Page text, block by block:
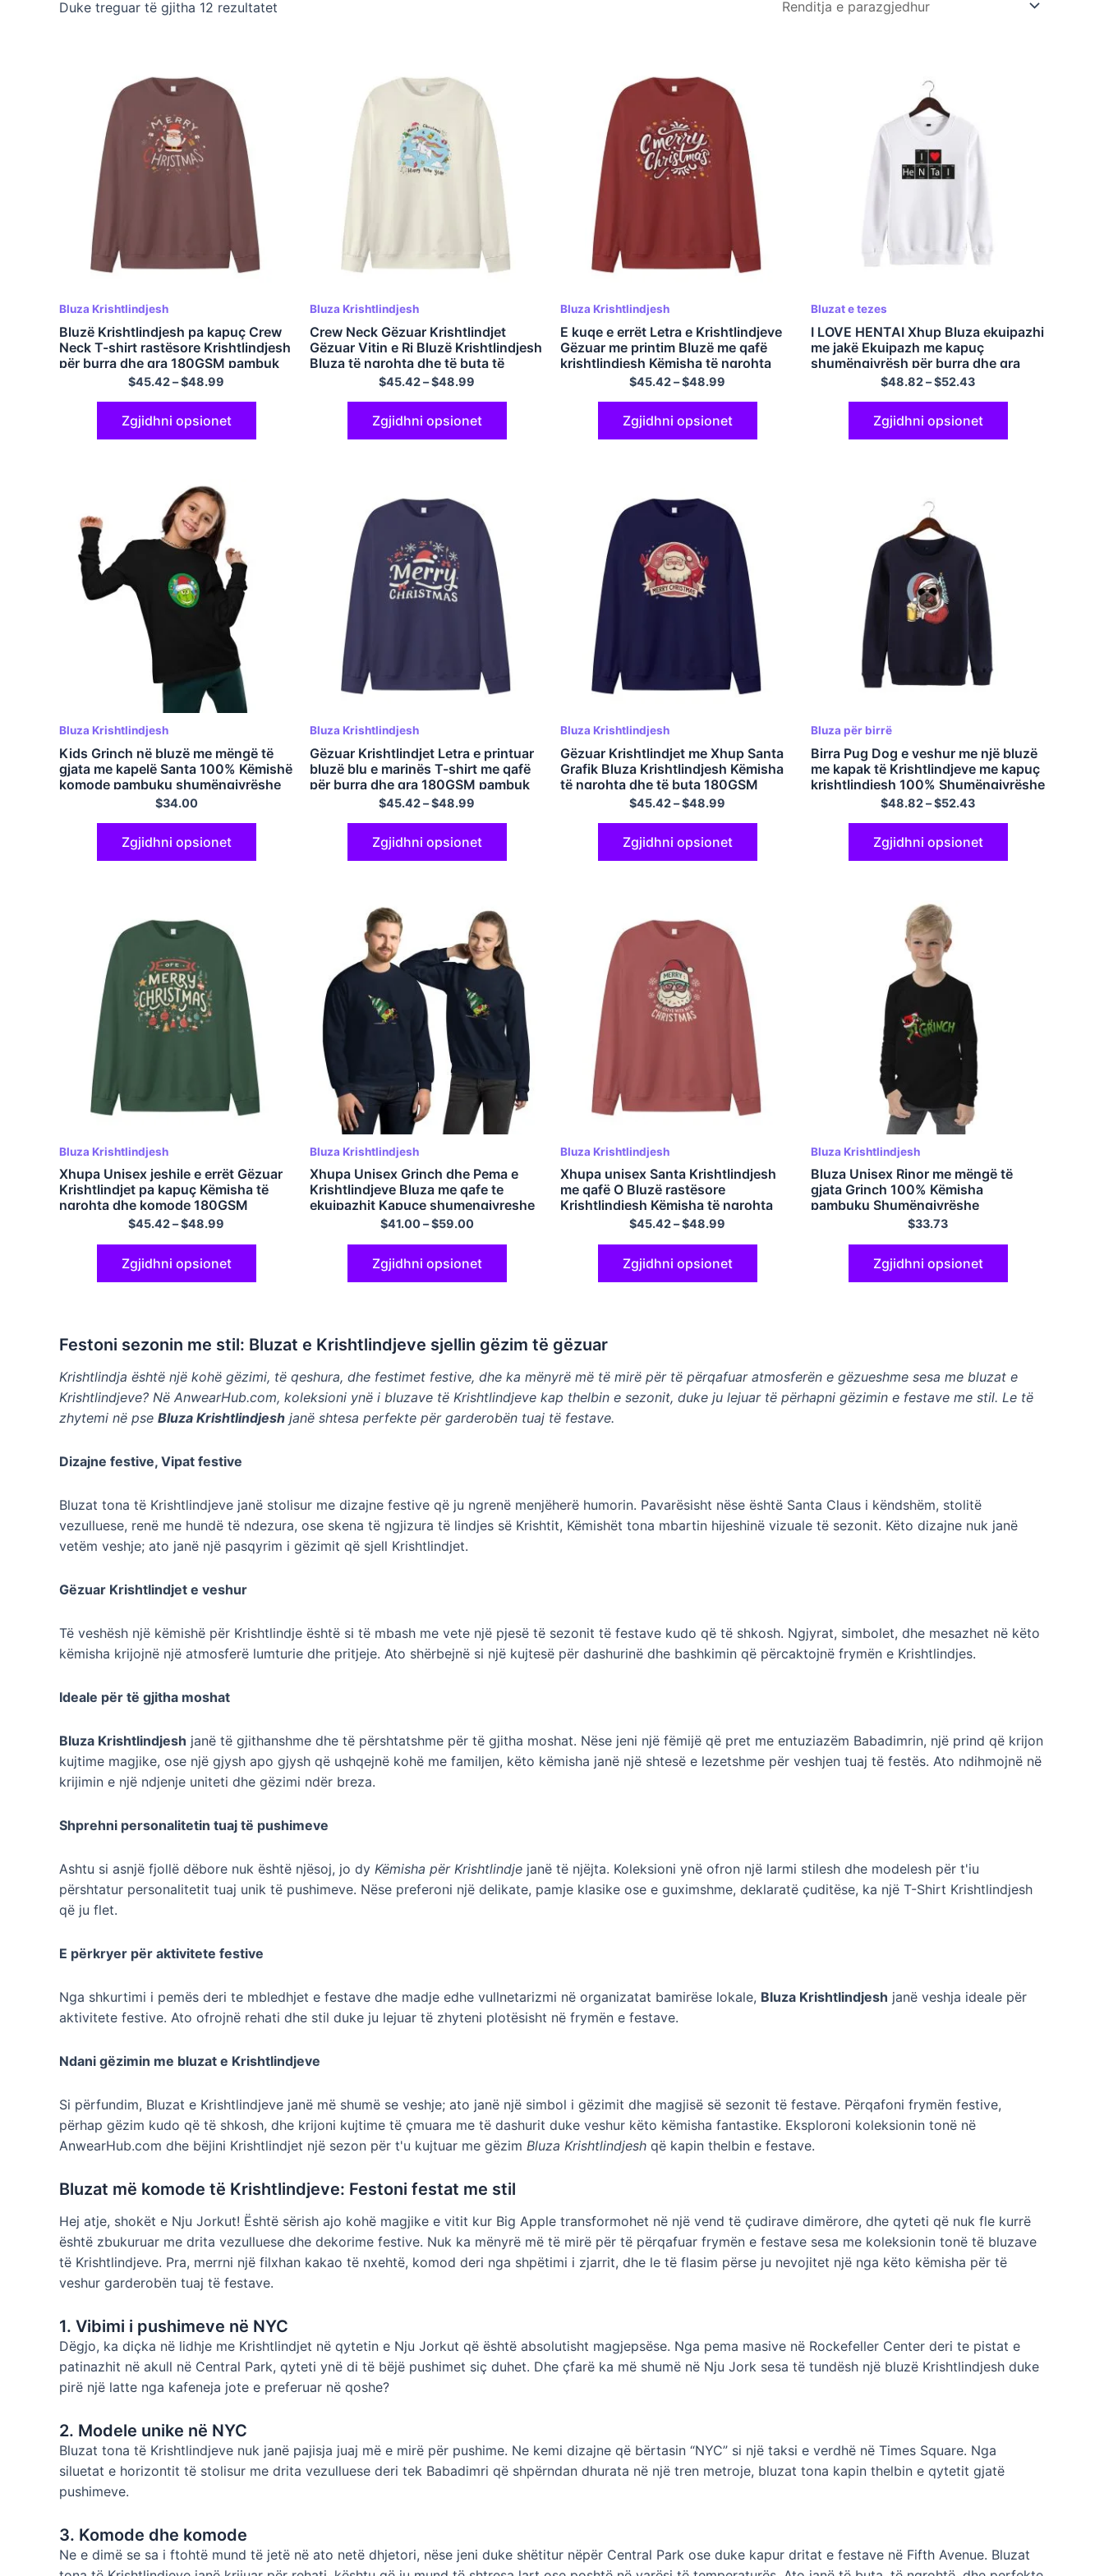
Duke treguar të gjitha 12 rezultatet
Bluza Krishtlindjesh
Bluzë Krishtlindjesh pa kapuç Crew
Neck T-shirt rastësore Krishtlindjesh
për burra dhe gra 180GSM pambuk
$45.42–$48.99
Zgjidhni opsionet
Bluza Krishtlindjesh
Crew Neck Gëzuar Krishtlindjet
Gëzuar Vitin e Ri Bluzë Krishtlindjesh
Bluza të ngrohta dhe të buta të
rastësishme 180GSM Pambuk
$45.42–$48.99
Zgjidhni opsionet
Bluza Krishtlindjesh
E kuqe e errët Letra e Krishtlindjeve
Gëzuar me printim Bluzë me qafë
krishtlindjesh Këmisha të ngrohta
dhe komode 180GSM Pambuk
$45.42–$48.99
Zgjidhni opsionet
Bluzat e tezes
I LOVE HENTAI Xhup Bluza ekuipazhi
me jakë Ekuipazh me kapuç
shumëngjyrësh për burra dhe gra
$48.82–$52.43
Zgjidhni opsionet
Bluza Krishtlindjesh
Kids Grinch në bluzë me mëngë të
gjata me kapelë Santa 100% Këmishë
komode pambuku shumëngjyrëshe
$34.00
Zgjidhni opsionet
Bluza Krishtlindjesh
Gëzuar Krishtlindjet Letra e printuar
bluzë blu e marinës T-shirt me qafë
për burra dhe gra 180GSM pambuk
$45.42–$48.99
Zgjidhni opsionet
Bluza Krishtlindjesh
Gëzuar Krishtlindjet me Xhup Santa
Grafik Bluza Krishtlindjesh Këmisha
të ngrohta dhe të buta 180GSM
Cotton Navy Blue
$45.42–$48.99
Zgjidhni opsionet
Bluza për birrë
Birra Pug Dog e veshur me një bluzë
me kapak të Krishtlindjeve me kapuç
krishtlindjesh 100% Shumëngjyrëshe
$48.82–$52.43
Zgjidhni opsionet
Bluza Krishtlindjesh
Xhupa Unisex jeshile e errët Gëzuar
Krishtlindjet pa kapuç Këmisha të
ngrohta dhe komode 180GSM
$45.42–$48.99
Zgjidhni opsionet
Bluza Krishtlindjesh
Xhupa Unisex Grinch dhe Pema e
Krishtlindjeve Bluza me qafe te
ekuipazhit Kapuce shumengjyreshe
$41.00–$59.00
Zgjidhni opsionet
Bluza Krishtlindjesh
Xhupa unisex Santa Krishtlindjesh
me qafë O Bluzë rastësore
Krishtlindjesh Këmisha të ngrohta
dhe komode 180GSM Pambuk
$45.42–$48.99
Zgjidhni opsionet
Bluza Krishtlindjesh
Bluza Unisex Rinor me mëngë të
gjata Grinch 100% Këmisha
pambuku Shumëngjyrëshe
$33.73
Zgjidhni opsionet
Festoni sezonin me stil: Bluzat e Krishtlindjeve sjellin gëzim të gëzuar
Krishtlindja është një kohë gëzimi, të qeshura, dhe festimet festive, dhe ka mënyrë më të mirë për të përqafuar atmosferën e gëzueshme sesa me bluzat e
Krishtlindjeve? Në AnwearHub.com, koleksioni ynë i bluzave të Krishtlindjeve kap thelbin e sezonit, duke ju lejuar të përhapni gëzimin e festave me stil. Le të
zhytemi në pse Bluza Krishtlindjesh janë shtesa perfekte për garderobën tuaj të festave.
Dizajne festive, Vipat festive
Bluzat tona të Krishtlindjeve janë stolisur me dizajne festive që ju ngrenë menjëherë humorin. Pavarësisht nëse është Santa Claus i këndshëm, stolitë
vezulluese, renë me hundë të ndezura, ose skena të ngjizura të lindjes së Krishtit, Këmishët tona mbartin hijeshinë vizuale të sezonit. Këto dizajne nuk janë
vetëm veshje; ato janë një pasqyrim i gëzimit që sjell Krishtlindjet.
Gëzuar Krishtlindjet e veshur
Të veshësh një këmishë për Krishtlindje është si të mbash me vete një pjesë të sezonit të festave kudo që të shkosh. Ngjyrat, simbolet, dhe mesazhet në këto
këmisha krijojnë një atmosferë lumturie dhe pritjeje. Ato shërbejnë si një kujtesë për dashurinë dhe bashkimin që përcaktojnë frymën e Krishtlindjes.
Ideale për të gjitha moshat
Bluza Krishtlindjesh janë të gjithanshme dhe të përshtatshme për të gjitha moshat. Nëse jeni një fëmijë që pret me entuziazëm Babadimrin, një prind që krijon
kujtime magjike, ose një gjysh apo gjysh që ushqejnë kohë me familjen, këto këmisha janë një shtesë e lezetshme për veshjen tuaj të festës. Ato ndihmojnë në
krijimin e një ndjenje uniteti dhe gëzimi ndër breza.
Shprehni personalitetin tuaj të pushimeve
Ashtu si asnjë fjollë dëbore nuk është njësoj, jo dy Këmisha për Krishtlindje janë të njëjta. Koleksioni ynë ofron një larmi stilesh dhe modelesh për t'iu
përshtatur personalitetit tuaj unik të pushimeve. Nëse preferoni një delikate, pamje klasike ose e guximshme, deklaratë çuditëse, ka një T-Shirt Krishtlindjesh
që ju flet.
E përkryer për aktivitete festive
Nga shkurtimi i pemës deri te mbledhjet e festave dhe madje edhe vullnetarizmi në organizatat bamirëse lokale, Bluza Krishtlindjesh janë veshja ideale për
aktivitete festive. Ato ofrojnë rehati dhe stil duke ju lejuar të zhyteni plotësisht në frymën e festave.
Ndani gëzimin me bluzat e Krishtlindjeve
Si përfundim, Bluzat e Krishtlindjeve janë më shumë se veshje; ato janë një simbol i gëzimit dhe magjisë së sezonit të festave. Përqafoni frymën festive,
përhap gëzim kudo që të shkosh, dhe krijoni kujtime të çmuara me të dashurit duke veshur këto këmisha fantastike. Eksploroni koleksionin tonë në
AnwearHub.com dhe bëjini Krishtlindjet një sezon për t'u kujtuar me gëzim Bluza Krishtlindjesh që kapin thelbin e festave.
Bluzat më komode të Krishtlindjeve: Festoni festat me stil
Hej atje, shokët e Nju Jorkut! Është sërish ajo kohë magjike e vitit kur Big Apple transformohet në një vend të çudirave dimërore, dhe qyteti që nuk fle kurrë
është zbukuruar me drita vezulluese dhe dekorime festive. Nuk ka mënyrë më të mirë për të përqafuar frymën e festave sesa me koleksionin tonë të bluzave
të Krishtlindjeve. Pra, merrni një filxhan kakao të nxehtë, komod deri nga shpëtimi i zjarrit, dhe le të flasim përse ju nevojitet një nga këto këmisha për të
veshur garderobën tuaj të festave.
1. Vibimi i pushimeve në NYC
Dëgjo, ka diçka në lidhje me Krishtlindjet në qytetin e Nju Jorkut që është absolutisht magjepsëse. Nga pema masive në Rockefeller Center deri te pistat e
patinazhit në akull në Central Park, qyteti ynë di të bëjë pushimet siç duhet. Dhe çfarë ka më shumë në Nju Jork sesa të tundësh një bluzë Krishtlindjesh duke
pirë një latte nga kafeneja jote e preferuar në qoshe?
2. Modele unike në NYC
Bluzat tona të Krishtlindjeve nuk janë pajisja juaj më e mirë për pushime. Ne kemi dizajne që bërtasin “NYC” si një taksi e verdhë në Times Square. Nga
siluetat e horizontit të stolisur me drita vezulluese deri tek Babadimri që shpërndan dhurata në një tren metroje, bluzat tona kapin thelbin e qytetit gjatë
pushimeve.
3. Komode dhe komode
Ne e dimë se sa i ftohtë mund të jetë në ato netë dhjetori, nëse jeni duke shëtitur nëpër Central Park ose duke kapur dritat e festave në Fifth Avenue. Bluzat